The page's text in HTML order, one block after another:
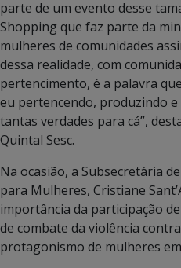
parte de um evento desse
Shopping que faz parte da
mulheres de comunidades
dessa realidade, com
pertencimento, é a palavra
eu pertencendo, produzindo
tantas verdades para cá”,
Quintal Sesc.
Na ocasião, a Subsecretária
para Mulheres, Cristiane
importância da participação
de combate da violência
protagonismo de mulheres